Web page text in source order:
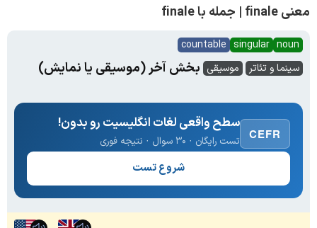
معنی finale | جمله با finale
noun
singular
countable
سینما و تئاتر
موسیقی بخش آخر (موسیقی یا نمایش)
CEFR
سطح واقعی لغات انگلیسیت رو بدون!
تست رایگان · ۳۰ سوال · نتیجه فوری
شروع تست